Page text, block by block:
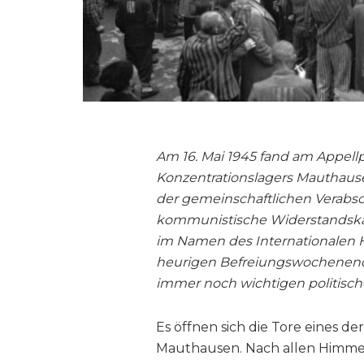
Am 16. Mai 1945 fand am
Konzentrationslagers
der gemeinschaftlichen
kommunistische
im Namen des Internationalen
heurigen
immer noch wichtigen
Es öffnen sich die Tore eines
Mauthausen. Nach allen